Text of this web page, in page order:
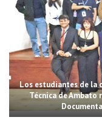
Los estudiantes de la
Técnica de Ambato